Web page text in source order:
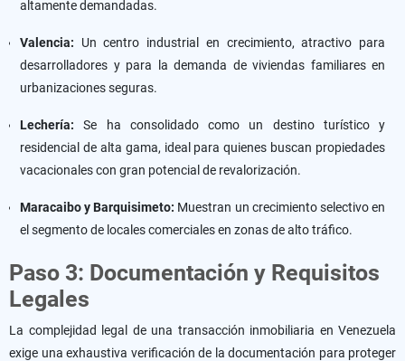
altamente demandadas.
Valencia: Un centro industrial en crecimiento, atractivo para
desarrolladores y para la demanda de viviendas familiares en
urbanizaciones seguras.
Lechería: Se ha consolidado como un destino turístico y
residencial de alta gama, ideal para quienes buscan propiedades
vacacionales con gran potencial de revalorización.
Maracaibo y Barquisimeto: Muestran un crecimiento selectivo en
el segmento de locales comerciales en zonas de alto tráfico.
Paso 3: Documentación y Requisitos
Legales
La complejidad legal de una transacción inmobiliaria en Venezuela
exige una exhaustiva verificación de la documentación para proteger